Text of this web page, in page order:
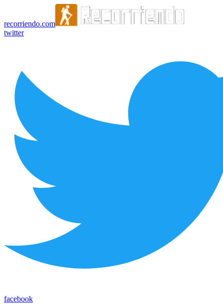
recorriendo.com
twitter
facebook